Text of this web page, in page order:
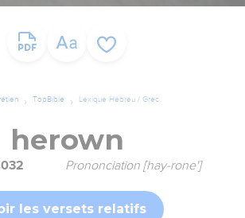
TopBible Lexique Hébreu / Grec
herown
Prononciation [hay-rone']
les versets relatifs